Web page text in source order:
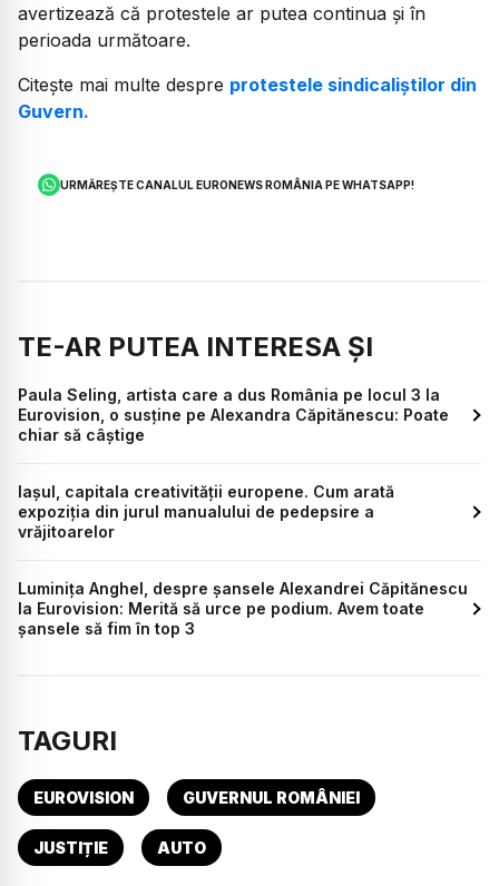
avertizează că protestele ar putea continua și în
perioada următoare.
Citește mai multe despre protestele sindicaliștilor din
Guvern.
URMĂREȘTE CANALUL EURONEWS ROMÂNIA PE WHATSAPP!
TE-AR PUTEA INTERESA ȘI
Paula Seling, artista care a dus România pe locul 3 la
Eurovision, o susține pe Alexandra Căpitănescu: Poate
chiar să câștige
Iașul, capitala creativității europene. Cum arată
expoziția din jurul manualului de pedepsire a
vrăjitoarelor
Luminița Anghel, despre șansele Alexandrei Căpitănescu
la Eurovision: Merită să urce pe podium. Avem toate
șansele să fim în top 3
TAGURI
EUROVISION GUVERNUL ROMÂNIEI
JUSTIȚIE AUTO